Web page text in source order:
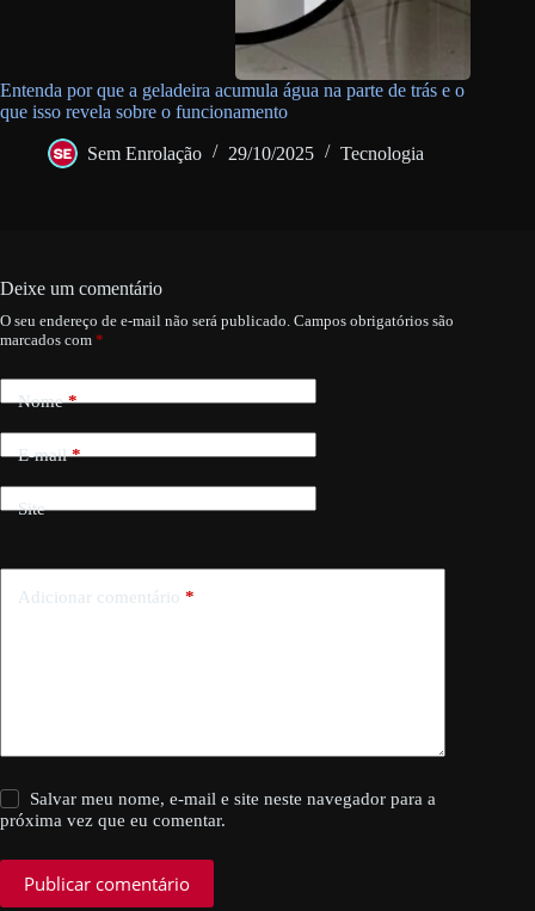
Entenda por que a geladeira acumula água na parte de trás e o
que isso revela sobre o funcionamento
Sem Enrolação 29/10/2025 Tecnologia
Deixe um comentário
O seu endereço de e-mail não será publicado. Campos obrigatórios são
marcados com *
Nome*
E-mail*
Site
Adicionar comentário *
Salvar meu nome, e-mail e site neste navegador para a
próxima vez que eu comentar.
Publicar comentário